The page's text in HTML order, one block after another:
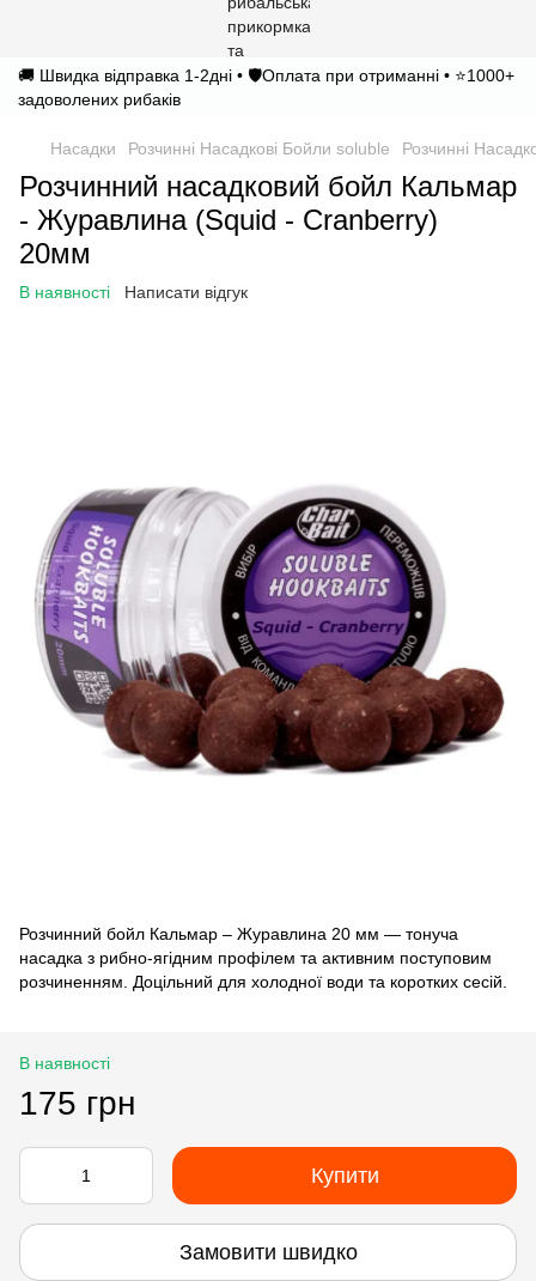
🚚 Швидка відправка 1-2дні • 🛡️Оплата при отриманні • ⭐1000+
задоволених рибаків
Насадки Розчинні Насадкові Бойли soluble Розчинні
Розчинний насадковий бойл Кальмар
- Журавлина (Squid - Cranberry)
20мм
В наявності Написати відгук
Розчинний бойл Кальмар – Журавлина 20 мм — тонуча
насадка з рибно-ягідним профілем та активним поступовим
розчиненням. Доцільний для холодної води та коротких сесій.
В наявності
175 грн
Купити
Замовити швидко